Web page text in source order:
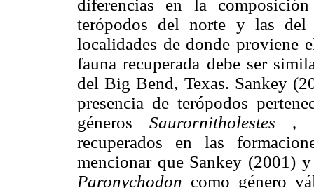
diferencias en la
terópodos del norte y las
localidades de donde proviene
fauna recuperada debe ser
del Big Bend, Texas. Sankey
presencia de terópodos
géneros Saurornitholestes ,
recuperados en las
mencionar que Sankey (2001)
Paronychodon como género